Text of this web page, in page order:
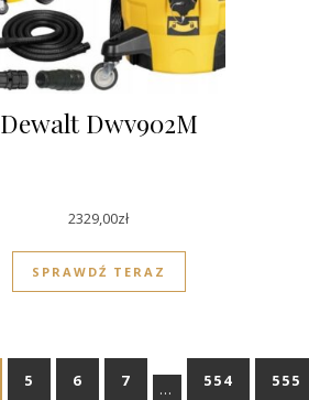
Dewalt Dwv902M
2329,00zł
SPRAWDŹ TERAZ
5 6 7 … 554 555